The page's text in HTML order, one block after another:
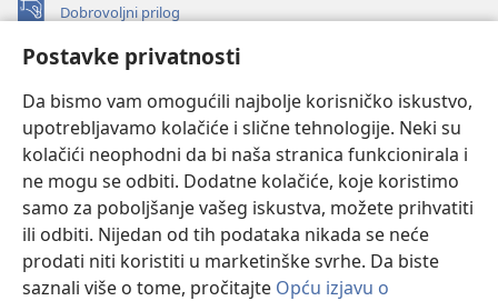
Postavke privatnosti
Da bismo vam omogućili najbolje korisničko iskustvo,
upotrebljavamo kolačiće i slične tehnologije. Neki su
kolačići neophodni da bi naša stranica funkcionirala i
ne mogu se odbiti. Dodatne kolačiće, koje koristimo
samo za poboljšanje vašeg iskustva, možete prihvatiti
ili odbiti. Nijedan od tih podataka nikada se neće
prodati niti koristiti u marketinške svrhe. Da biste
saznali više o tome, pročitajte Opću izjavu o
Dobrovoljni prilog
(otvara
novi
INTERNETSKA BIBLIOTEKA Watchtower
se
novi
prozor)
JW Hub
(otvara
se
novi
JW Library
Watchtower Library